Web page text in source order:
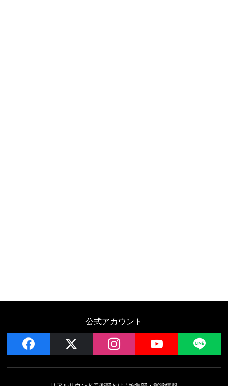
公式アカウント
facebook instagram YouTube